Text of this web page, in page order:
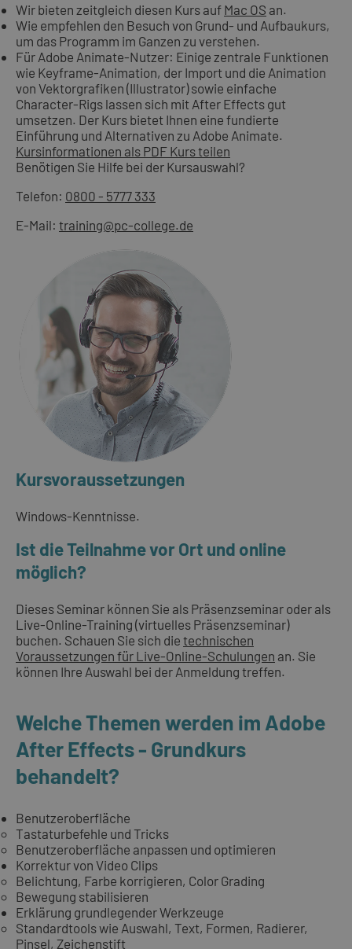
Wir bieten zeitgleich diesen Kurs auf Mac OS an.
Wie empfehlen den Besuch von Grund- und Aufbaukurs,
um das Programm im Ganzen zu verstehen.
Für Adobe Animate-Nutzer: Einige zentrale Funktionen
wie Keyframe-Animation, der Import und die Animation
von Vektorgrafiken (Illustrator) sowie einfache
Character-Rigs lassen sich mit After Effects gut
umsetzen. Der Kurs bietet Ihnen eine fundierte
Einführung und Alternativen zu Adobe Animate.
Kursinformationen als PDF Kurs teilen
Benötigen Sie Hilfe bei der Kursauswahl?
Telefon: 0800 - 5777 333
E-Mail: training@pc-college.de
Kursvoraussetzungen
Windows-Kenntnisse.
Ist die Teilnahme vor Ort und online
möglich?
Dieses Seminar können Sie als Präsenzseminar oder als
Live-Online-Training (virtuelles Präsenzseminar)
buchen. Schauen Sie sich die technischen
Voraussetzungen für Live-Online-Schulungen an. Sie
können Ihre Auswahl bei der Anmeldung treffen.
Welche Themen werden im Adobe
After Effects - Grundkurs
behandelt?
Benutzeroberfläche
Tastaturbefehle und Tricks
Benutzeroberfläche anpassen und optimieren
Korrektur von Video Clips
Belichtung, Farbe korrigieren, Color Grading
Bewegung stabilisieren
Erklärung grundlegender Werkzeuge
Standardtools wie Auswahl, Text, Formen, Radierer,
Pinsel, Zeichenstift